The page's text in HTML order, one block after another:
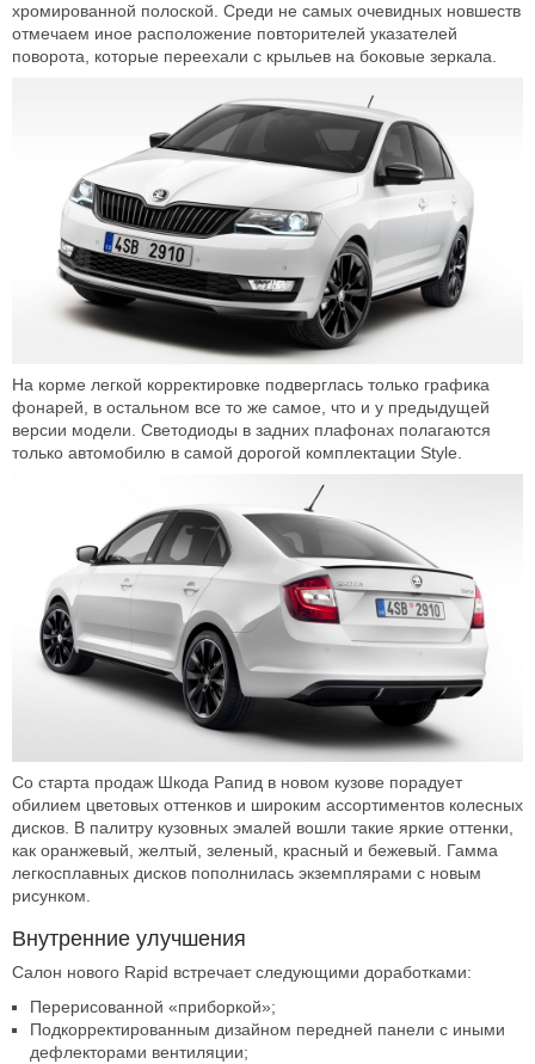
хромированной полоской. Среди не самых очевидных новшеств
отмечаем иное расположение повторителей указателей
поворота, которые переехали с крыльев на боковые зеркала.
На корме легкой корректировке подверглась только графика
фонарей, в остальном все то же самое, что и у предыдущей
версии модели. Светодиоды в задних плафонах полагаются
только автомобилю в самой дорогой комплектации Style.
Со старта продаж Шкода Рапид в новом кузове порадует
обилием цветовых оттенков и широким ассортиментов колесных
дисков. В палитру кузовных эмалей вошли такие яркие оттенки,
как оранжевый, желтый, зеленый, красный и бежевый. Гамма
легкосплавных дисков пополнилась экземплярами с новым
рисунком.
Внутренние улучшения
Салон нового Rapid встречает следующими доработками:
Перерисованной «приборкой»;
Подкорректированным дизайном передней панели с иными
дефлекторами вентиляции;